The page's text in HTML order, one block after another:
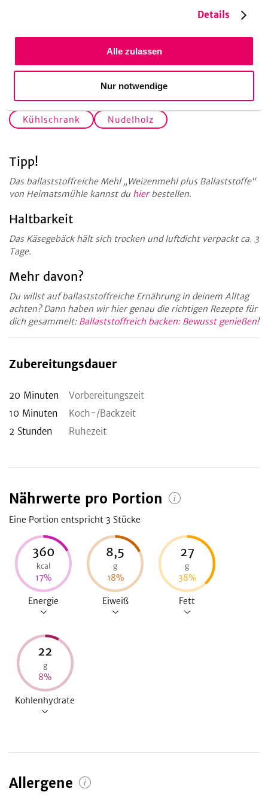
Details
Alle zulassen
Nur notwendige
Backofen
Frischhaltefolie
Küchenpinsel
Kühlschrank
Nudelholz
Tipp!
Das ballaststoffreiche Mehl „Weizenmehl plus Ballaststoffe“
von Heimatsmühle kannst du hierbestellen.
Haltbarkeit
Das Käsegebäck hält sich trocken und luftdicht verpackt ca. 3
Tage.
Mehr davon?
Du willst auf ballaststoffreiche Ernährung in deinem Alltag
achten? Dann haben wir hier genau die richtigen Rezepte für
dich gesammelt: Ballaststoffreich backen: Bewusst genießen!
Zubereitungsdauer
20 Minuten
Vorbereitungszeit
10 Minuten
Koch-/Backzeit
2 Stunden Ruhezeit
Nährwerte pro Portion
Eine Portion entspricht 3 Stücke
360
kcal
17%
Energie
8,5
g
18%
Eiweiß
27
g
38%
Fett
22
g
8%
Kohlenhydrate
Allergene